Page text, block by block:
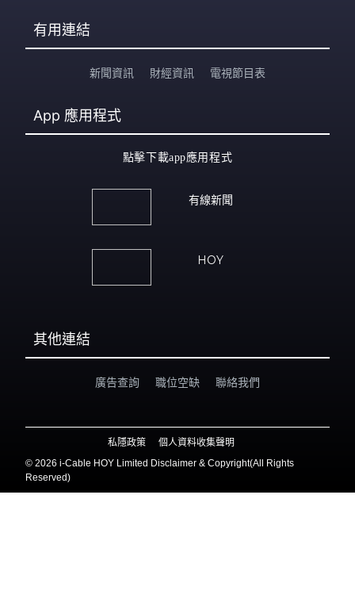
有用連結
新聞資訊 財經資訊 電視節目表
App 應用程式
點擊下載app應用程式
有線新聞
HOY
其他連結
廣告查詢 職位空缺 聯絡我們
私隱政策
個人資料收集聲明
© 2026 i-Cable HOY Limited Disclaimer & Copyright(All Rights
Reserved)